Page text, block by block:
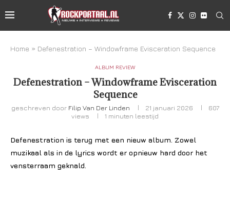
Home » Defenestration – Windowframe Evisceration Sequence
ALBUM REVIEW
Defenestration – Windowframe Evisceration
Sequence
geschreven door Filip Van Der Linden 21 januari 2026
607
views
1 minuten leestijd
Defenestration is terug met een nieuw album. Zowel
muzikaal als in de lyrics wordt er opnieuw hard door het
vensterraam geknald.